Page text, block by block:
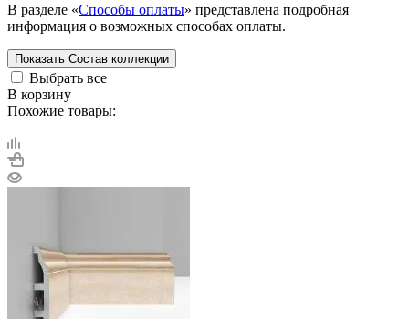
В разделе «Способы оплаты» представлена подробная
информация о возможных способах оплаты.
Показать Состав коллекции
Выбрать все
В корзину
Похожие товары: